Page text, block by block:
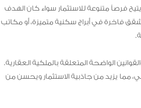
فرصاً متنوعة للاستثمار سواء كان الهدف
شقق فاخرة في أبراج سكنية متميزة، أو مكاتب
الواضحة المتعلقة بالملكية العقارية.
مما يزيد من جاذبية الاستثمار ويحسن من